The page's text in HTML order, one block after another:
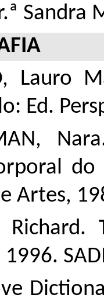
Sandra
Lauro
Ed.
do
Artes,
Richard.